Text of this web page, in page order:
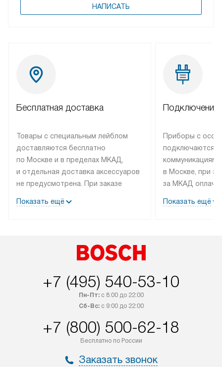
НАПИСАТЬ
Бесплатная доставка
Товары с специальным лейблом
доставляются бесплатно
по Москве и в пределах МКАД,
и отдельная доставка аксессуаров
не предусмотрена. При заказе
рекомендуем обсудить
со статусом «В наличии» могут
быть отправлены покупателю
интересен товар «Под заказ»,
обсудите возможность его
приобретения с менеджером сайта.
доставляются бесплатно
по Москве в пределах МКАД,
не предусмотрена.
Показать ещё
Подключение
Приборы с
подключаются к
коммуникациям
в Москве, при
за МКАД
партнера
по монтажу
материалы.
Показать ещё
+7 (495) 540-53-10
Пн-Пт:с 8:00 до 22:00
Сб-Вс:с 9:00 до 22:00
+7 (800) 500-62-18
Бесплатно по России
Заказать звонок